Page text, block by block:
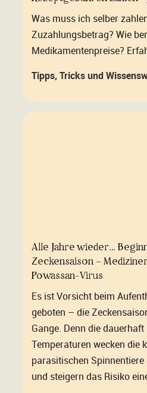
Was muss ich selber
Zuzahlungsbetrag? Wie
Medikamentenpreise?
Tipps, Tricks und
Alle Jahre wieder…
Zeckensaison –
Powassan-Virus
Es ist Vorsicht beim
geboten – die
Gange. Denn die
Temperaturen wecken die
parasitischen
und steigern das Risiko